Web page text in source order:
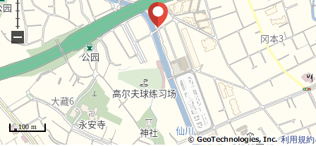
0 抽油烟机交换
0 室内清洁
利用規約
100 m
−